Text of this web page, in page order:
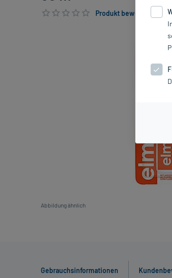
Produkt bewerten &
Abbildung ähnlich
Gebrauchsinformationen